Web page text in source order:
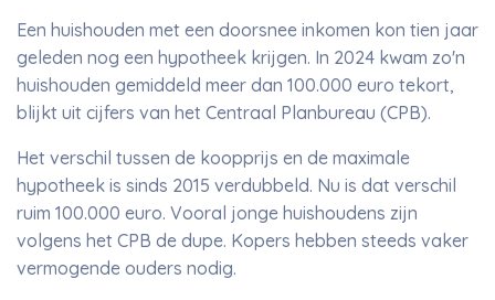
Een huishouden met een doorsnee inkomen kon tien jaar
geleden nog een hypotheek krijgen. In 2024 kwam zo'n
huishouden gemiddeld meer dan 100.000 euro tekort,
blijkt uit cijfers van het Centraal Planbureau (CPB).
Het verschil tussen de koopprijs en de maximale
hypotheek is sinds 2015 verdubbeld. Nu is dat verschil
ruim 100.000 euro. Vooral jonge huishoudens zijn
volgens het CPB de dupe. Kopers hebben steeds vaker
vermogende ouders nodig.